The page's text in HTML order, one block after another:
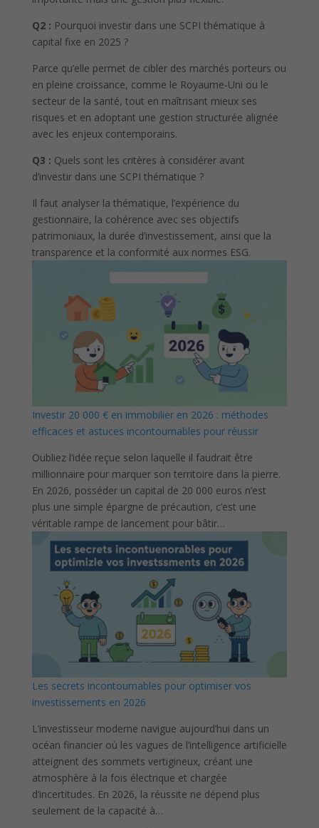
Q2 : Pourquoi investir dans une SCPI thématique à
capital fixe en 2025 ?
Parce qu’elle permet de cibler des marchés porteurs ou
en pleine croissance, comme le Royaume-Uni ou le
secteur de la santé, tout en maîtrisant mieux ses
risques et en adoptant une gestion structurée alignée
avec les enjeux contemporains.
Q3 : Quels sont les critères à considérer avant
d’investir dans une SCPI thématique ?
Il faut analyser la thématique, l’expérience du
gestionnaire, la cohérence avec ses objectifs
patrimoniaux, la durée d’investissement, ainsi que la
transparence et la conformité aux normes ESG.
Investir 20 000 € en immobilier en 2026 : méthodes
efficaces et astuces incontournables pour réussir
Oubliez l’idée reçue selon laquelle il faudrait être
millionnaire pour marquer son territoire dans la pierre.
En 2026, posséder un capital de 20 000 euros n’est
plus une simple épargne de précaution, c’est une
véritable rampe de lancement pour bâtir…
Les secrets incontournables pour optimiser vos
investissements en 2026
L’investisseur moderne navigue aujourd’hui dans un
océan financier où les vagues de l’intelligence artificielle
atteignent des sommets vertigineux, créant une
atmosphère à la fois électrique et chargée
d’incertitudes. En 2026, la réussite ne dépend plus
seulement de la capacité à…